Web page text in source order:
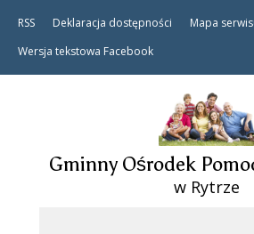
RSS Deklaracja dostępności
Mapa
Wersja tekstowa Facebook
Gminny Ośrodek
w Rytrze